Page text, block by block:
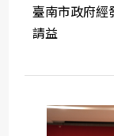
臺南市政府經
請益